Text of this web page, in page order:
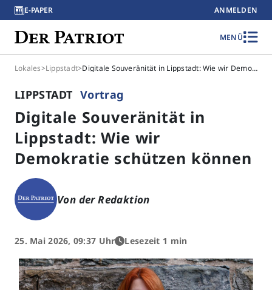
E-PAPER ANMELDEN
MENÜ
Lokales>Lippstadt> Digitale Souveränität in Lippstadt: Wie wir Demokratie schützen können
LIPPSTADT Vortrag
Digitale Souveränität in
Lippstadt: Wie wir
Demokratie schützen können
Von der Redaktion
25. Mai 2026, 09:37 Uhr Lesezeit 1 min